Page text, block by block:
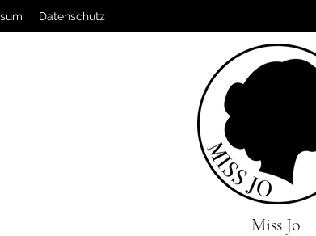
Miss Jo
Datenschutz